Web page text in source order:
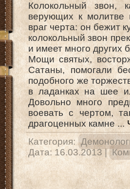
Колокольный звон,
верующих к молитве
враг черта: он бежит
колокольный звон
и имеет много других
Мощи святых,
Сатаны, помогали
подобного же
в ладанках на шее
Довольно много
воевать с чертом,
драгоценных камне ...
Категория:
Дата: 16.03.2013|